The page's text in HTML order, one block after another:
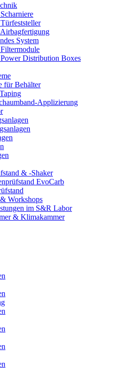
System
Distribution Boxes
für Behälter
Applizierung
& -Shaker
EvoCarb
Workshops
im S&R Labor
& Klimakammer